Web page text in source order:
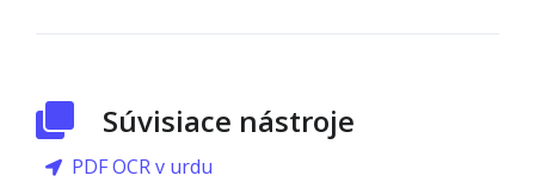
Súvisiace nástroje
PDF OCR v urdu